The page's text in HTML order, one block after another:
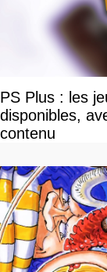
PS Plus : les
disponibles,
contenu